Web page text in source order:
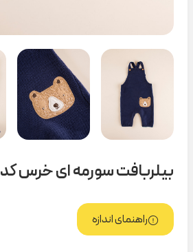
بیلربافت سورمه ای خرس کد B000122
راهنمای اندازه